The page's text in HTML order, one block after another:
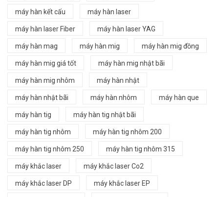
máy hàn kết cấu máy hàn laser
máy hàn laser Fiber máy hàn laser YAG
máy hàn mag máy hàn mig máy hàn mig đồng
máy hàn mig giá tốt máy hàn mig nhật bãi
máy hàn mig nhôm máy hàn nhật
máy hàn nhật bãi máy hàn nhôm máy hàn que
máy hàn tig máy hàn tig nhật bãi
máy hàn tig nhôm máy hàn tig nhôm 200
máy hàn tig nhôm 250 máy hàn tig nhôm 315
máy khắc laser máy khắc laser Co2
máy khắc laser DP máy khắc laser EP